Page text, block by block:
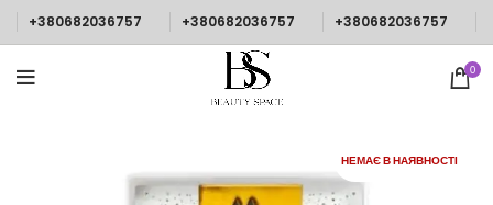
+380682036757 +380682036757 +380682036757
0
НЕМАЄ В НАЯВНОСТІ